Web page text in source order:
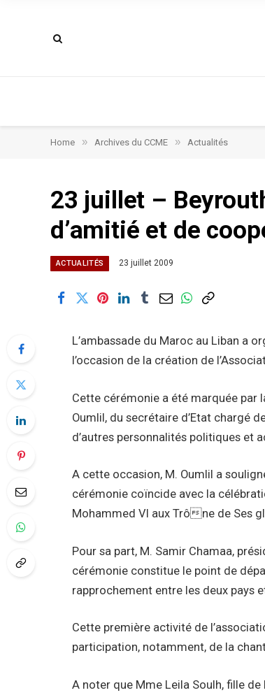
Home » Archives du CCME » Actualités
23 juillet –
d’amitié et de
ACTUALITÉS 23 juillet 2009
L’ambassade du Maroc au Liban a
l’occasion de la création de
Cette cérémonie a été marquée par
Oumlil, du secrétaire d’Etat chargé
d’autres personnalités politiques et
A cette occasion, M. Oumlil a
cérémonie coïncide avec la
Mohammed VI aux Trône de Ses
Pour sa part, M. Samir Chamaa,
cérémonie constitue le point de
rapprochement entre les deux pays
Cette première activité de
participation, notamment, de la
A noter que Mme Leila Soulh, fille de